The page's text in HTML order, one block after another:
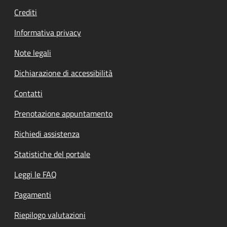
Crediti
Informativa privacy
Note legali
Dichiarazione di accessibilità
Contatti
Prenotazione appuntamento
Richiedi assistenza
Statistiche del portale
Leggi le FAQ
Pagamenti
Riepilogo valutazioni